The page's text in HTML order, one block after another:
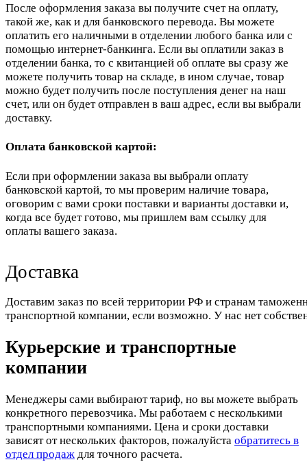
После оформления заказа вы получите счет на оплату,
такой же, как и для банковского перевода. Вы можете
оплатить его наличными в отделении любого банка или с
помощью интернет-банкинга. Если вы оплатили заказ в
отделении банка, то с квитанцией об оплате вы сразу же
можете получить товар на складе, в ином случае, товар
можно будет получить после поступления денег на наш
счет, или он будет отправлен в ваш адрес, если вы выбрали
доставку.
Оплата банковской картой:
Если при оформлении заказа вы выбрали оплату
банковской картой, то мы проверим наличие товара,
оговорим с вами сроки поставки и варианты доставки и,
когда все будет готово, мы пришлем вам ссылку для
оплаты вашего заказа.
Доставка
Доставим заказ по всей территории РФ и странам
транспортной компании, если возможно. У нас нет
Курьерские и транспортные
компании
Менеджеры сами выбирают тариф, но вы можете выбрать
конкретного перевозчика. Мы работаем с несколькими
транспортными компаниями. Цена и сроки доставки
зависят от нескольких факторов, пожалуйста обратитесь в
отдел продаж для точного расчета.